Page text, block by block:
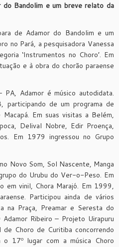
do Bandolim e um breve relato da
de Adamor do Bandolim e um
no Pará, a pesquisadora Vanessa
‘Instrumentos no Choro’. Em
e à obra do chorão paraense
PA, Adamor é músico autodidata.
participando de um programa de
Em suas visitas a Belém,
Delival Nobre, Edir Proença,
Em 1979 ingressou no Grupo
Novo Som, Sol Nascente, Manga
do Urubu do Ver-o-Peso. Em
em vinil, Chora Marajó. Em 1999,
Participou ainda de vários
na Praça, Preamar e Seresta do
Ribeiro – Projeto Uirapuru
Choro de Curitiba concorrendo
17º lugar com a música Choro